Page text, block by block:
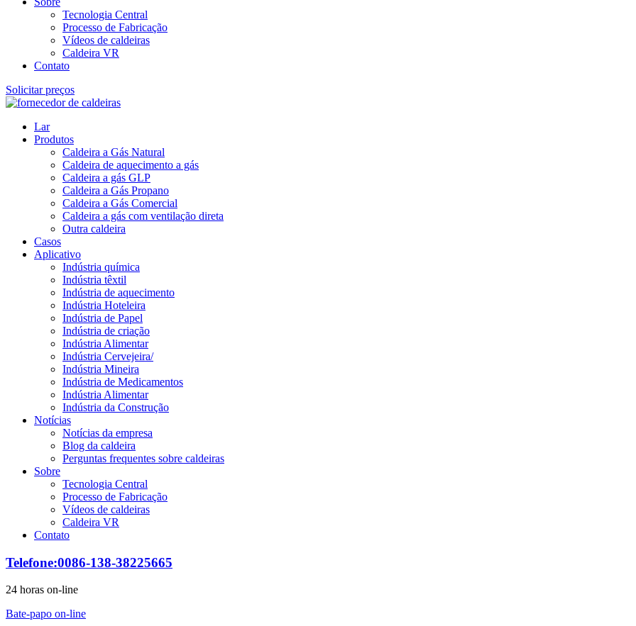
Tecnologia Central
Processo de Fabricação
Vídeos de caldeiras
Caldeira VR
Contato
Solicitar preços
Lar
Produtos
Caldeira a Gás Natural
Caldeira de aquecimento a gás
Caldeira a gás GLP
Caldeira a Gás Propano
Caldeira a Gás Comercial
Caldeira a gás com ventilação direta
Outra caldeira
Casos
Aplicativo
Indústria química
Indústria têxtil
Indústria de aquecimento
Indústria Hoteleira
Indústria de Papel
Indústria de criação
Indústria Alimentar
Indústria Cervejeira/
Indústria Mineira
Indústria de Medicamentos
Indústria Alimentar
Indústria da Construção
Notícias
Notícias da empresa
Blog da caldeira
Perguntas frequentes sobre caldeiras
Sobre
Tecnologia Central
Processo de Fabricação
Vídeos de caldeiras
Caldeira VR
Contato
Telefone:0086-138-38225665
24 horas on-line
Bate-papo on-line